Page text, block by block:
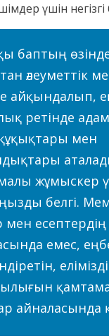
үшін негізгі
баптың
әлеуметтік
айқындалып,
ретінде
мен
жұмыскер
белгі.
мен есептердің
емес,
айналасында